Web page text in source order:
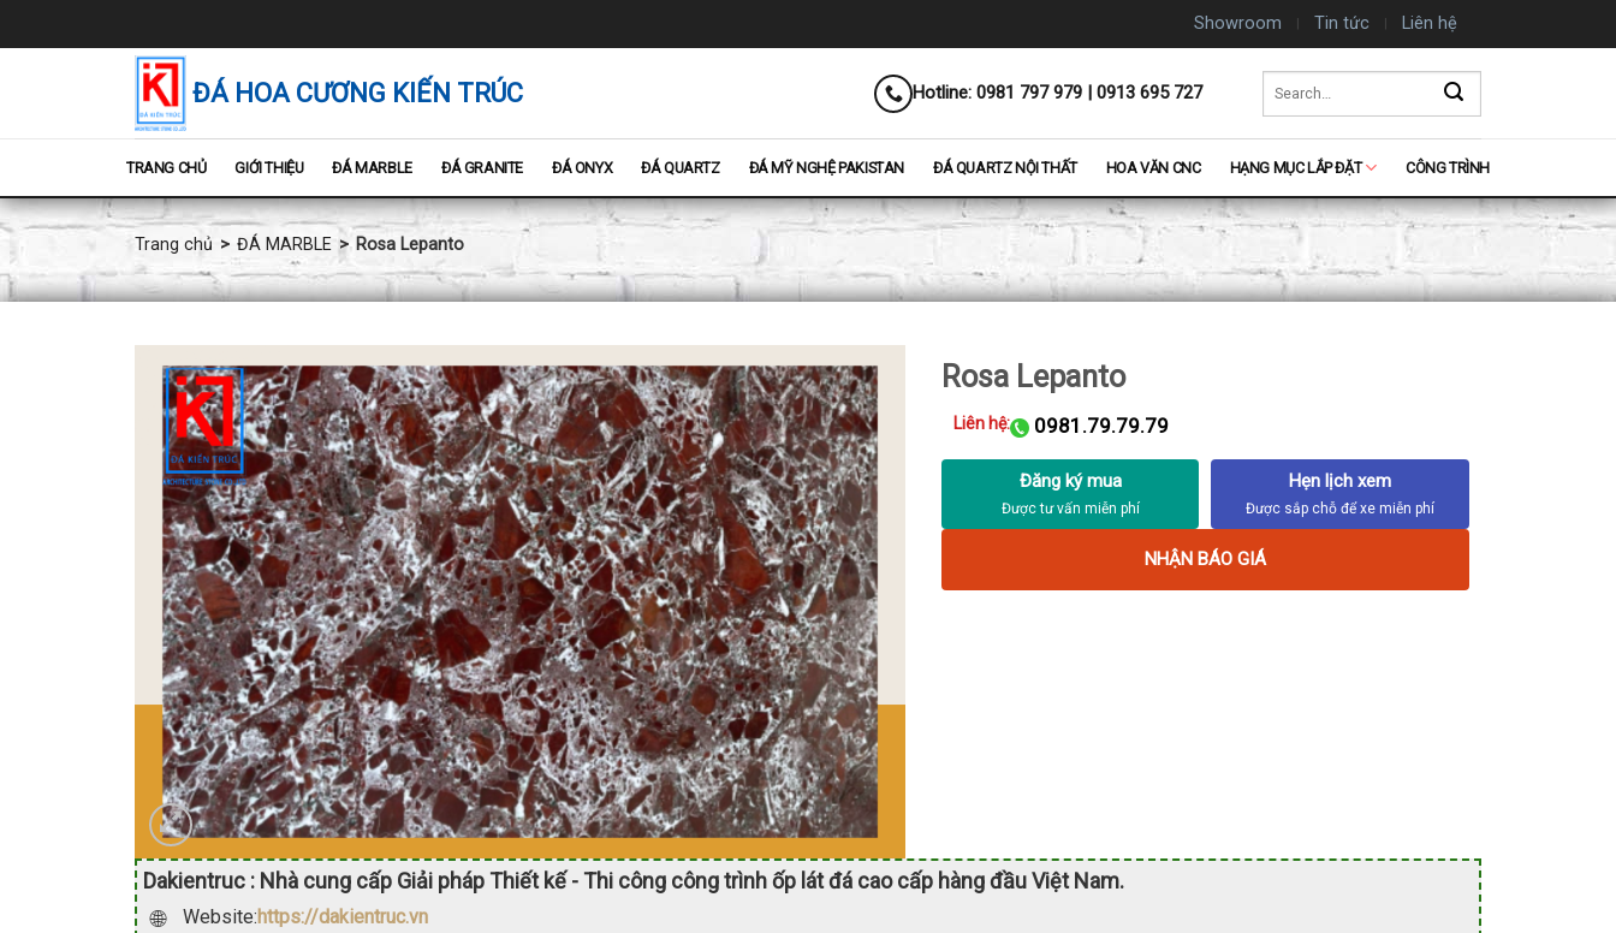
Showroom Tin tức Liên hệ
ĐÁ HOA CƯƠNG KIẾN TRÚC Hotline: 0981 797 979 | 0913 695 727
for:
TRANG CHỦ GIỚI THIỆU ĐÁ MARBLE ĐÁ GRANITE ĐÁ ONYX ĐÁ QUARTZ ĐÁ MỸ NGHỆ PAKISTAN ĐÁ QUARTZ NỘI THẤT HOA VĂN CNC HẠNG MỤC LẮP ĐẶT CÔNG TRÌNH
Trang chủ ĐÁ MARBLE Rosa Lepanto
Rosa Lepanto
Liên hệ: 0981.79.79.79
Đăng ký mua Hẹn lịch xem
NHẬN BÁO GIÁ
Dakientruc : Nhà cung cấp Giải pháp Thiết kế - Thi công công trình ốp lát đá cao cấp hàng đầu Việt Nam.
🌐
Website:https://dakientruc.vn